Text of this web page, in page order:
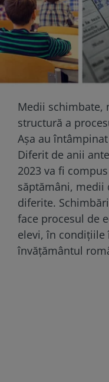
Medii schimbate,
structură a
Așa au
Diferit de anii
2023 va fi
săptămâni, medii
diferite.
face procesul de
elevi, în condițiile
învățământul